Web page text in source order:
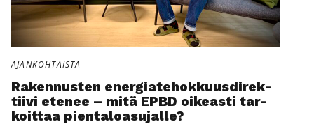
AJANKOHTAISTA
Raken­nus­ten ener­gia­te­hok­kuus­di­rek­
tii­vi ete­nee – mitä EPBD oikeas­ti tar­
koit­taa pien­ta­loa­su­jal­le?